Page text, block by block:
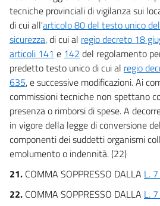
tecniche provinciali di vigilanza sui
di cui all'articolo 80 del testo unico
sicurezza, di cui al regio decreto 18
articoli 141 e 142 del regolamento
predetto testo unico di cui al regio
635, e successive modificazioni. Ai
commissioni tecniche non spettano
presenza o rimborsi di spese. A
in vigore della legge di conversione
componenti dei suddetti organismi
emolumento o indennità. (22)
21. COMMA SOPPRESSO DALLA L.
22. COMMA SOPPRESSO DALLA L.